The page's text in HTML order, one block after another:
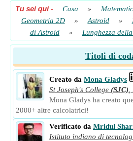
Tu sei qui- Casa »
Geometria 2D
» Astroid »
di Astroid
» Lunghezza
Titoli di
Creato da Mona Gladys
St Joseph's College (SJC)
Mona Gladys ha creato
2000+ altre calcolatrici!
Verificato da Mridul
Istituto indiano di